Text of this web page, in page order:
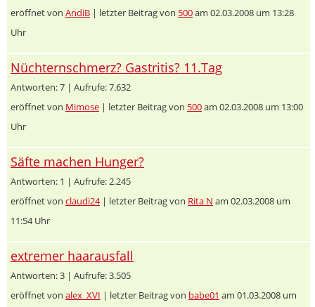
eröffnet von AndiB | letzter Beitrag von 500am 02.03.2008 um 13:28
Uhr
Nüchternschmerz? Gastritis? 11.Tag
Antworten: 7 | Aufrufe: 7.632
eröffnet von Mimose | letzter Beitrag von 500am 02.03.2008 um 13:00
Uhr
Säfte machen Hunger?
Antworten: 1 | Aufrufe: 2.245
eröffnet von claudi24| letzter Beitrag von Rita N am 02.03.2008 um
11:54 Uhr
extremer haarausfall
Antworten: 3 | Aufrufe: 3.505
eröffnet von alex_XVI | letzter Beitrag von babe01 am 01.03.2008 um